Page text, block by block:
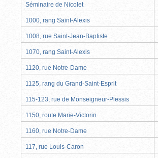
Séminaire de Nicolet
1000, rang Saint-Alexis
1008, rue Saint-Jean-Baptiste
1070, rang Saint-Alexis
1120, rue Notre-Dame
1125, rang du Grand-Saint-Esprit
115-123, rue de Monseigneur-Plessis
1150, route Marie-Victorin
1160, rue Notre-Dame
117, rue Louis-Caron